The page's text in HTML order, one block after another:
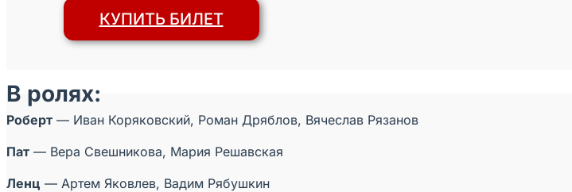
КУПИТЬ БИЛЕТ
В ролях:
Роберт — Иван Коряковский, Роман Дряблов, Вячеслав Рязанов
Пат — Вера Свешникова, Мария Решавская
Ленц — Артем Яковлев, Вадим Рябушкин